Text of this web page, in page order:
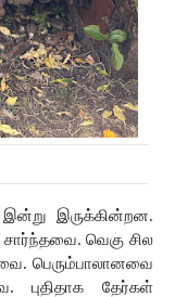
இருக்கின்றன.
சார்ந்தவை. வெகு சில
பெரும்பாலானவை
புதிதாக
தேர்கள்